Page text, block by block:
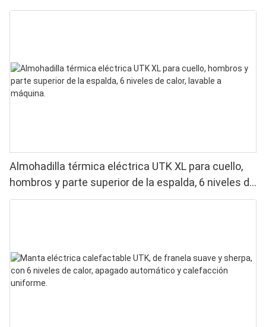
completa, 6 niveles de calor, temporizador de 4
Almohadilla térmica eléctrica UTK XL para cuello,
hombros y parte superior de la espalda, 6 niveles de
calor, lavable a máquina.